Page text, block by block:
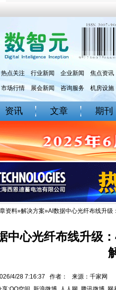
热点关注 行业新闻 企业新闻 焦点资讯
市场行情 展会新闻 咨询服务 机房设施
资讯 文章 期刊
资料»解决方案»AI数据中心光纤布线升级
中心光纤布线升级
4/28 7:16:37 作者： 来源：千家网